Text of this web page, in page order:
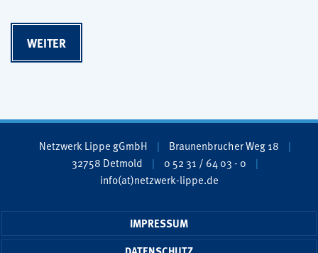
Netzwerk Lippe gGmbH
Braunenbrucher Weg 18
32758 Detmold
0 52 31 / 64 03 - 0
info(at)netzwerk-lippe.de
IMPRESSUM